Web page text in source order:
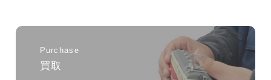
Purchase
買取